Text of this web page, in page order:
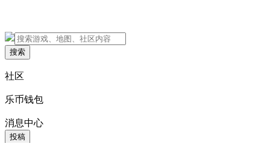
搜索
社区
乐币钱包
消息中心
投稿